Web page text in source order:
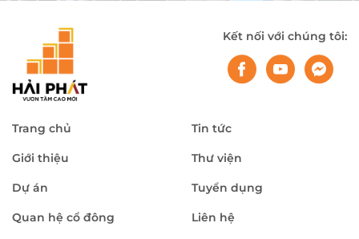
Kết nối với chúng tôi:
Trang chủ
Giới thiệu
Dự án
Quan hệ cổ đông
Tin tức
Thư viện
Tuyển dụng
Liên hệ